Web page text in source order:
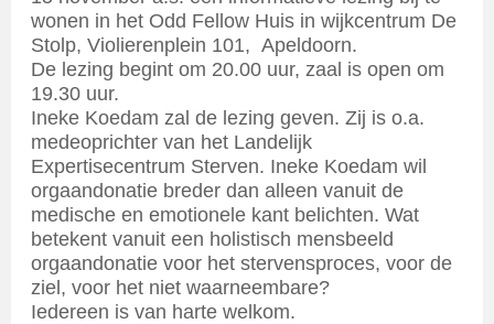
wonen in het Odd Fellow Huis in wijkcentrum De
Stolp, Violierenplein 101, Apeldoorn.
De lezing begint om 20.00 uur, zaal is open om
19.30 uur.
Ineke Koedam zal de lezing geven. Zij is o.a.
medeoprichter van het Landelijk
Expertisecentrum Sterven. Ineke Koedam wil
orgaandonatie breder dan alleen vanuit de
medische en emotionele kant belichten. Wat
betekent vanuit een holistisch mensbeeld
orgaandonatie voor het stervensproces, voor de
ziel, voor het niet waarneembare?
Iedereen is van harte welkom.